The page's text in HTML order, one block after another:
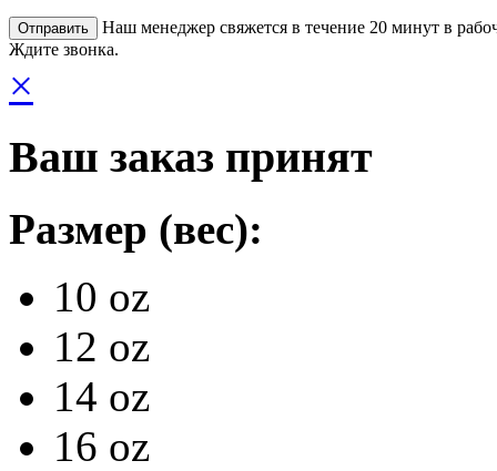
Наш менеджер свяжется в течение 20 минут в
Ждите звонка.
×
Ваш заказ принят
Размер (вес):
10 oz
12 oz
14 oz
16 oz